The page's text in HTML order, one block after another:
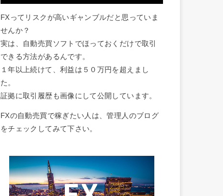
FXってリスクが高いギャンブルだと思っていま
せんか？
実は、自動売買ソフトでほっておくだけで取引
できる方法があるんです。
１年以上続けて、利益は５０万円を超えまし
た。
証拠に取引履歴も画像にして公開しています。
FXの自動売買で稼ぎたい人は、管理人のブログ
をチェックしてみて下さい。